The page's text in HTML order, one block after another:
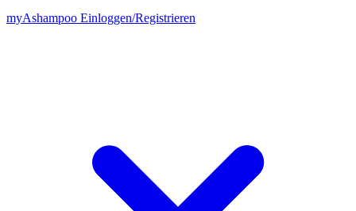
myAshampoo Einloggen/Registrieren